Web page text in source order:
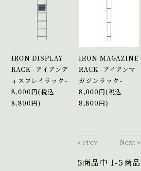
IRON DISPLAY
RACK -アイアンデ
ィスプレイラック-
8,000円(税込
8,800円)
IRON MAGAZINE
RACK -アイアンマ
ガジンラック-
8,000円(税込
8,800円)
« Prev Next »
5商品中 1-5商品